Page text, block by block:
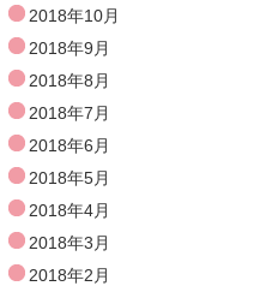
2018年10月
2018年9月
2018年8月
2018年7月
2018年6月
2018年5月
2018年4月
2018年3月
2018年2月